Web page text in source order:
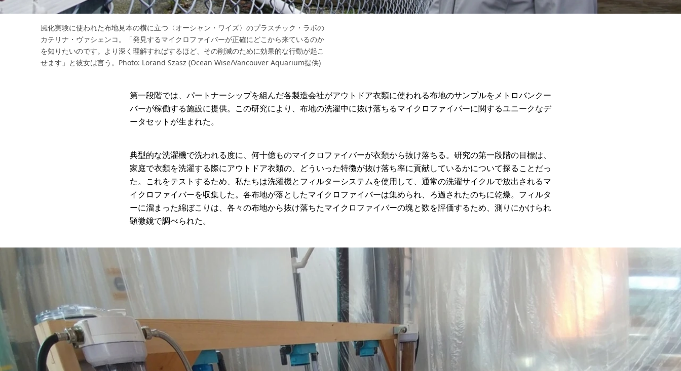
風化実験に使われた布地見本の横に立つ〈オーシャン・ワイズ〉のプラスチック・ラボの
カテリナ・ヴァシェンコ。「発見するマイクロファイバーが正確にどこから来ているのか
を知りたいのです。より深く理解すればするほど、その削減のために効果的な行動が起こ
せます」と彼女は言う。Photo: Lorand Szasz (Ocean Wise/Vancouver Aquarium提供)
第一段階では、パートナーシップを組んだ各製造会社がアウトドア衣類に使われる布地のサンプルをメトロバンクー
バーが稼働する施設に提供。この研究により、布地の洗濯中に抜け落ちるマイクロファイバーに関するユニークなデ
ータセットが生まれた。
典型的な洗濯機で洗われる度に、何十億ものマイクロファイバーが衣類から抜け落ちる。研究の第一段階の目標は、
家庭で衣類を洗濯する際にアウトドア衣類の、どういった特徴が抜け落ち率に貢献しているかについて探ることだっ
た。これをテストするため、私たちは洗濯機とフィルターシステムを使用して、通常の洗濯サイクルで放出されるマ
イクロファイバーを収集した。各布地が落としたマイクロファイバーは集められ、ろ過されたのちに乾燥。フィルタ
ーに溜まった綿ぼこりは、各々の布地から抜け落ちたマイクロファイバーの塊と数を評価するため、測りにかけられ
顕微鏡で調べられた。